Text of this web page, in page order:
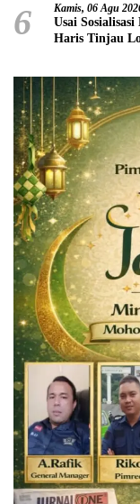
6 Kamis, 06 Agu
Usai
Haris Tinjau